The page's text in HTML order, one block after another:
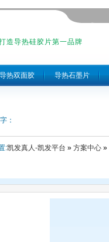
造导热硅胶片第一品牌
导热双面胶 导热石墨片
：
:凯发真人-凯发平台 » 方案中心 »